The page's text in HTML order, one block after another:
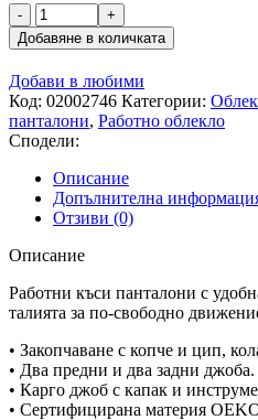
количество
за
Работен
къс
панталон
MELBOURNE
STRETCH
NAVY
GREY/BLACK
Добавяне в количката
Добави в любими
Код: 02002746 Категории:
панталони, Работно облекло
Сподели:
Описание
Допълнителна
Отзиви (0)
Описание
Работни къси панталони с
талията за по-свободно
• Закопчаване с копче и цип,
• Два предни и два задни джоба.
• Карго джоб с капак и
• Сертифицирана материя